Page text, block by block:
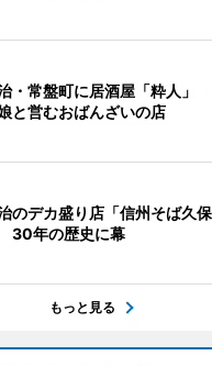
・常盤町に居酒屋「粋人」
と営むおばんざいの店
のデカ盛り店「信州そば久
30年の歴史に幕
もっと見る